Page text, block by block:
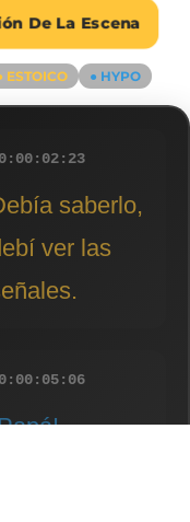
De La Escena
ESTOICO ● HYPO
saberlo,
ver las